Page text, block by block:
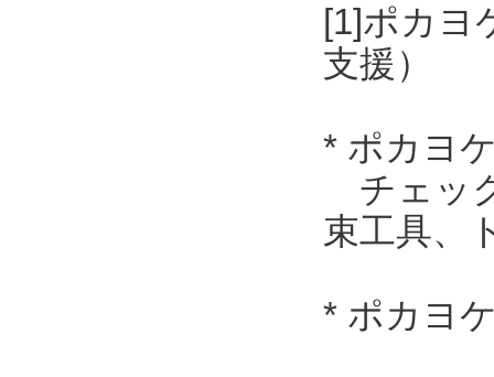
[1]ポカヨ
支援）
* ポカヨ
チェッ
束工具、
* ポカヨ